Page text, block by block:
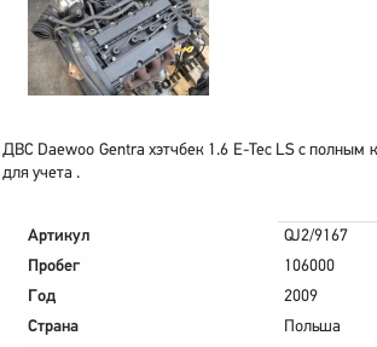
ДВС Daewoo Gentra хэтчбек 1.6 E-Tec LS с полным
для учета .
Артикул
QJ2/9167
Пробег
106000
Год
2009
Страна
Польша